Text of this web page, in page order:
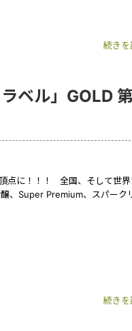
続きを
ベル」GOLD 第
点に！！！ 全国、そして世
、Super Premium、スパーク
続きを